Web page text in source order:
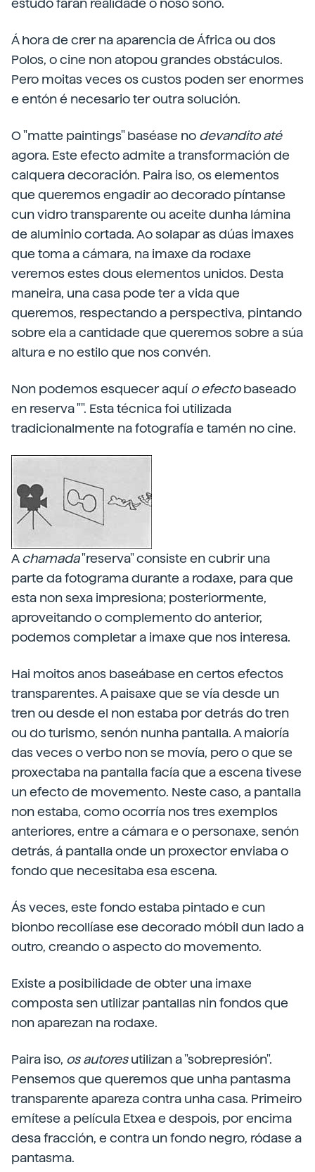
estudo farán realidade o noso soño.
Á hora de crer na aparencia de África ou dos
Polos, o cine non atopou grandes obstáculos.
Pero moitas veces os custos poden ser enormes
e entón é necesario ter outra solución.
O "matte paintings" baséase no devandito até
agora. Este efecto admite a transformación de
calquera decoración. Paira iso, os elementos
que queremos engadir ao decorado píntanse
cun vidro transparente ou aceite dunha lámina
de aluminio cortada. Ao solapar as dúas imaxes
que toma a cámara, na imaxe da rodaxe
veremos estes dous elementos unidos. Desta
maneira, una casa pode ter a vida que
queremos, respectando a perspectiva, pintando
sobre ela a cantidade que queremos sobre a súa
altura e no estilo que nos convén.
Non podemos esquecer aquí o efectobaseado
en reserva "". Esta técnica foi utilizada
tradicionalmente na fotografía e tamén no cine.
Achamada"reserva" consiste en cubrir una
parte da fotograma durante a rodaxe, para que
esta non sexa impresiona; posteriormente,
aproveitando o complemento do anterior,
podemos completar a imaxe que nos interesa.
Hai moitos anos baseábase en certos efectos
transparentes. A paisaxe que se vía desde un
tren ou desde el non estaba por detrás do tren
ou do turismo, senón nunha pantalla. A maioría
das veces o verbo non se movía, pero o que se
proxectaba na pantalla facía que a escena tivese
un efecto de movemento. Neste caso, a pantalla
non estaba, como ocorría nos tres exemplos
anteriores, entre a cámara e o personaxe, senón
detrás, á pantalla onde un proxector enviaba o
fondo que necesitaba esa escena.
Ás veces, este fondo estaba pintado e cun
bionbo recollíase ese decorado móbil dun lado a
outro, creando o aspecto do movemento.
Existe a posibilidade de obter una imaxe
composta sen utilizar pantallas nin fondos que
non aparezan na rodaxe.
Paira iso, os autoresutilizan a "sobrepresión".
Pensemos que queremos que unha pantasma
transparente apareza contra unha casa. Primeiro
emítese a película Etxea e despois, por encima
desa fracción, e contra un fondo negro, ródase a
pantasma.